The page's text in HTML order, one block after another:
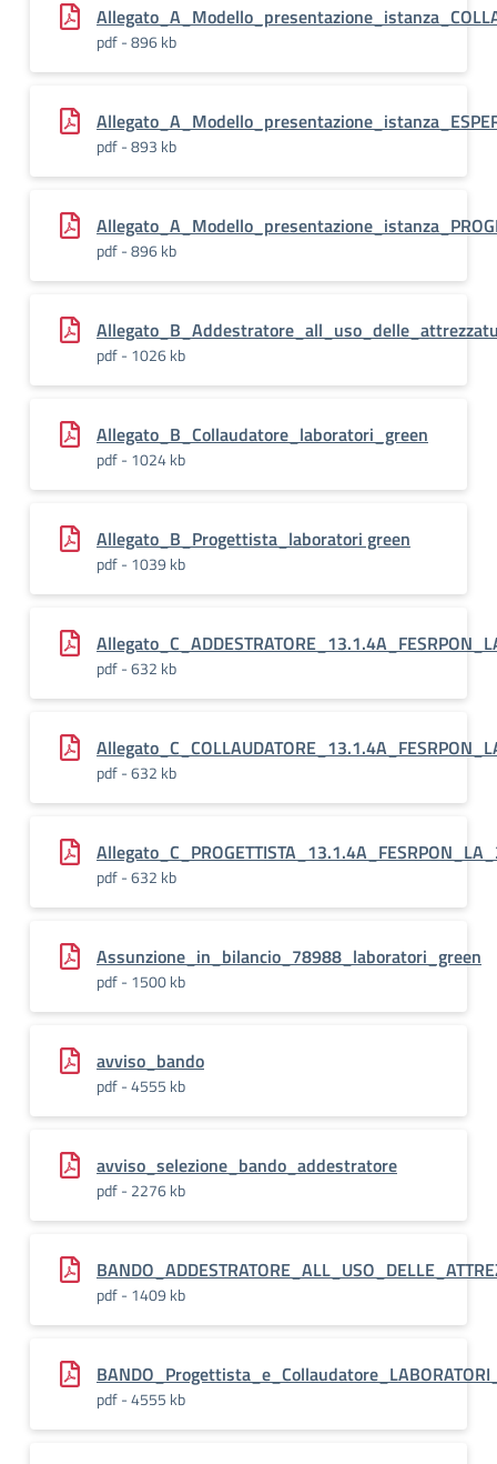
pdf - 896 kb
pdf - 893 kb
pdf - 896 kb
pdf - 1026 kb
Allegato_B_Collaudatore_laboratori_green
pdf - 1024 kb
Allegato_B_Progettista_laboratori green
pdf - 1039 kb
pdf - 632 kb
pdf - 632 kb
pdf - 632 kb
Assunzione_in_bilancio_78988_laboratori_green
pdf - 1500 kb
avviso_bando
pdf - 4555 kb
avviso_selezione_bando_addestratore
pdf - 2276 kb
pdf - 1409 kb
pdf - 4555 kb